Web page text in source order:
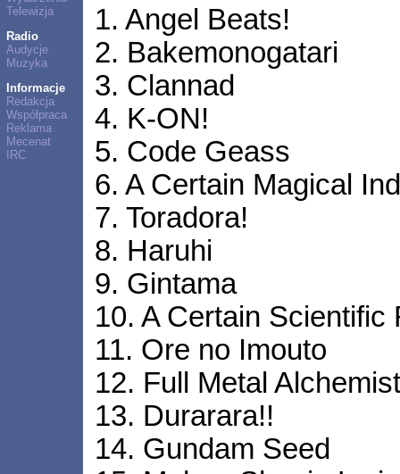
Telewizja
Radio
Audycje
Muzyka
Informacje
Redakcja
Współpraca
Reklama
Mecenat
IRC
1. Angel Beats!
2. Bakemonogatari
3. Clannad
4. K-ON!
5. Code Geass
6. A Certain Magical
7. Toradora!
8. Haruhi
9. Gintama
10. A Certain Scientific
11. Ore no Imouto
12. Full Metal
13. Durarara!!
14. Gundam Seed